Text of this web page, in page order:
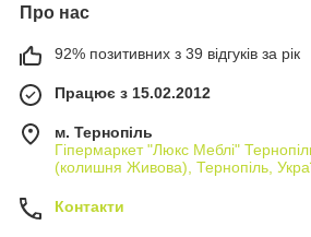
Про нас
92% позитивних з 39 відгуків за рік
Працює з 15.02.2012
м. Тернопіль
Гіпермаркет "Люкс Меблі"
(колишня Живова), Тернопіль,
Контакти